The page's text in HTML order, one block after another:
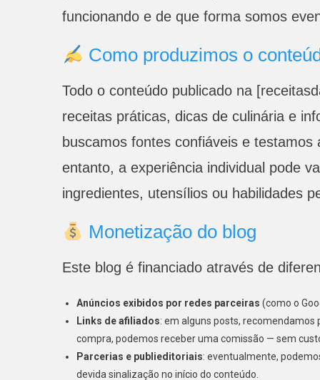
funcionando e de que forma somos
Como produzimos o
Todo o conteúdo publicado na
receitas práticas, dicas de culinária e
buscamos fontes confiáveis e
entanto, a experiência individual pode
ingredientes, utensílios ou habilidades
Monetização do blog
Este blog é financiado através de
Anúncios exibidos por redes parceiras (como o
Links de afiliados: em alguns posts, recomendamos
compra, podemos receber uma comissão — sem
Parcerias e publieditoriais: eventualmente,
devida sinalização no início do conteúdo.